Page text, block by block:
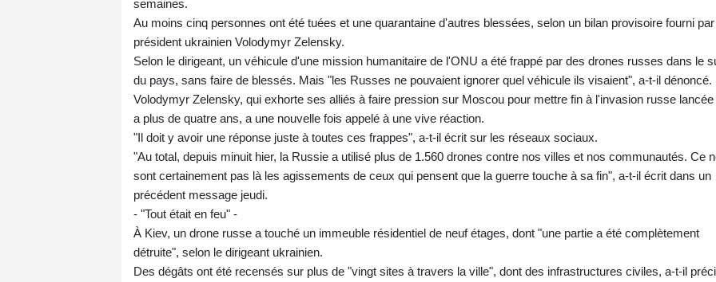
semaines.
Au moins cinq personnes ont été tuées et une quarantaine d'autres blessées, selon un bilan provisoire fourni
président ukrainien Volodymyr Zelensky.
Selon le dirigeant, un véhicule d'une mission humanitaire de l'ONU a été frappé par des drones russes dans le
du pays, sans faire de blessés. Mais "les Russes ne pouvaient ignorer quel véhicule ils visaient", a-t-il dénoncé.
Volodymyr Zelensky, qui exhorte ses alliés à faire pression sur Moscou pour mettre fin à l'invasion russe lancée
a plus de quatre ans, a une nouvelle fois appelé à une vive réaction.
"Il doit y avoir une réponse juste à toutes ces frappes", a-t-il écrit sur les réseaux sociaux.
"Au total, depuis minuit hier, la Russie a utilisé plus de 1.560 drones contre nos villes et nos communautés. Ce
sont certainement pas là les agissements de ceux qui pensent que la guerre touche à sa fin", a-t-il écrit dans un
précédent message jeudi.
- "Tout était en feu" -
À Kiev, un drone russe a touché un immeuble résidentiel de neuf étages, dont "une partie a été complètement
détruite", selon le dirigeant ukrainien.
Des dégâts ont été recensés sur plus de "vingt sites à travers la ville", dont des infrastructures civiles, a-t-il